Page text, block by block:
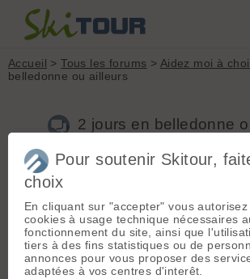
Accueil >Tous les forums > Aidez moi à
belledonne ou ailleurs
2 jours en belledonne
Nouveau sujet
K
knut[5posts] - Le 10/03/2012 14:51
bonjours à tous,
nous souhaitons faire une rando sur deux
avec ma copine (d'un niveau technique
monter du coté du Rocher Blanc mais je ne
Pour soutenir Skitour,
choix
En cliquant sur "accepter" vous
cookies à usage technique nécessaires
fonctionnement du site, ainsi que
tiers à des fins statistiques ou de
annonces pour vous proposer des
adaptées à vos centres d'interêt.